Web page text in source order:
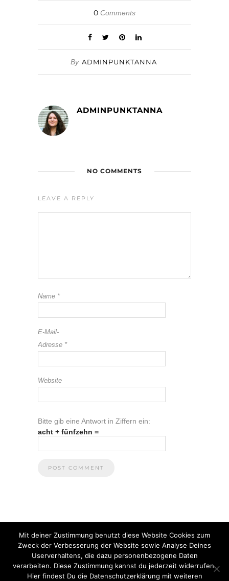
0 Comments
By ADMINPUNKTANNA
ADMINPUNKTANNA
NO COMMENTS
LEAVE A REPLY
Name *
E-Mail-
Adresse *
Website
Bitte gib eine Antwort in Ziffern ein:
acht + fünfzehn =
Mit deiner Zustimmung benutzt diese Website Cookies zum
Zweck der Verbesserung der Website sowie Analyse Deines
Userverhaltens, die dazu personenbezogene Daten
verarbeiten. Diese Zustimmung kannst du jederzeit widerrufen.
Hier findest Du die Datenschutzerklärung mit weiteren